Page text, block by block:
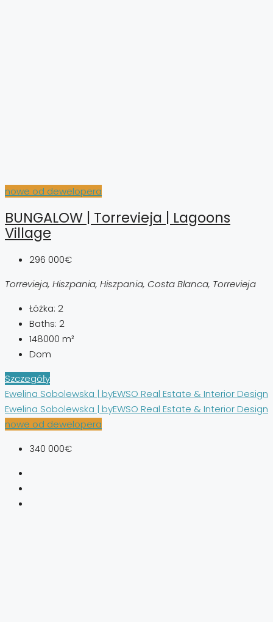
nowe od dewelopera
BUNGALOW | Torrevieja | Lagoons
Village
296 000€
Torrevieja, Hiszpania, Hiszpania, Costa Blanca, Torrevieja
Łóżka: 2
Baths: 2
148000 m²
Dom
Szczegóły
Ewelina Sobolewska | byEWSO Real Estate & Interior Design
Ewelina Sobolewska | byEWSO Real Estate & Interior Design
nowe od dewelopera
340 000€